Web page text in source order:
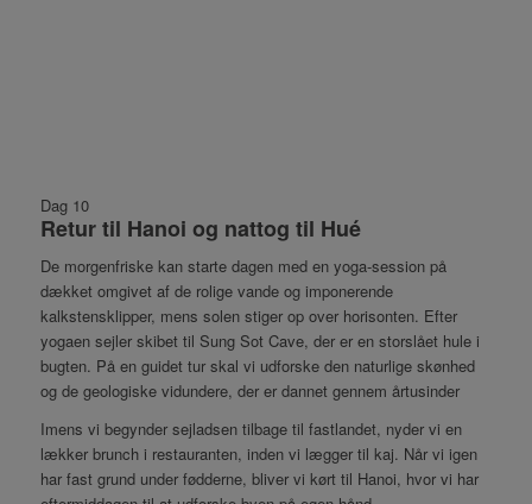
Dag 10
Retur til Hanoi og nattog til Hué
De morgenfriske kan starte dagen med en yoga-session på
dækket omgivet af de rolige vande og imponerende
kalkstensklipper, mens solen stiger op over horisonten. Efter
yogaen sejler skibet til Sung Sot Cave, der er en storslået hule i
bugten. På en guidet tur skal vi udforske den naturlige skønhed
og de geologiske vidundere, der er dannet gennem årtusinder
Imens vi begynder sejladsen tilbage til fastlandet, nyder vi en
lækker brunch i restauranten, inden vi lægger til kaj. Når vi igen
har fast grund under fødderne, bliver vi kørt til Hanoi, hvor vi har